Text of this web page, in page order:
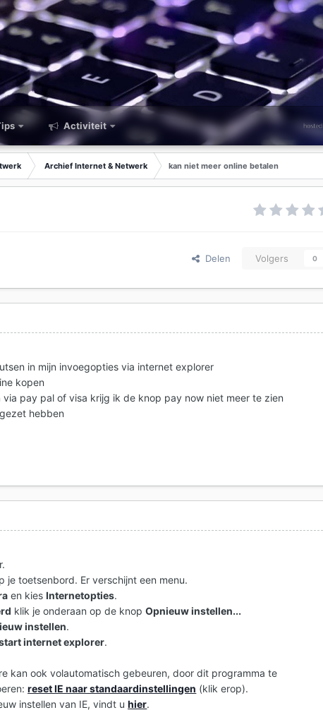
Activiteit
Archief Internet & Netwerk kan niet meer online betalen
Delen Volgers 0
in mijn invoegopties via internet explorer
kopen
pay pal of visa krijg ik de knop pay now niet meer te zien
hebben
je toetsenbord. Er verschijnt een menu.
en kiesInternetopties.
klik je onderaan op de knopOpnieuw instellen...
instellen.
internet explorer.
kan ook volautomatisch gebeuren, door dit programma te
reset IE naar standaardinstellingen (klik erop).
instellen van IE, vindt uhier.